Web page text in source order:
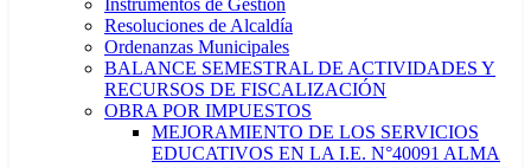
Instrumentos de Gestión
Resoluciones de Alcaldía
Ordenanzas Municipales
BALANCE SEMESTRAL DE ACTIVIDADES Y
RECURSOS DE FISCALIZACIÓN
OBRA POR IMPUESTOS
MEJORAMIENTO DE LOS SERVICIOS
EDUCATIVOS EN LA I.E. N°40091 ALMA